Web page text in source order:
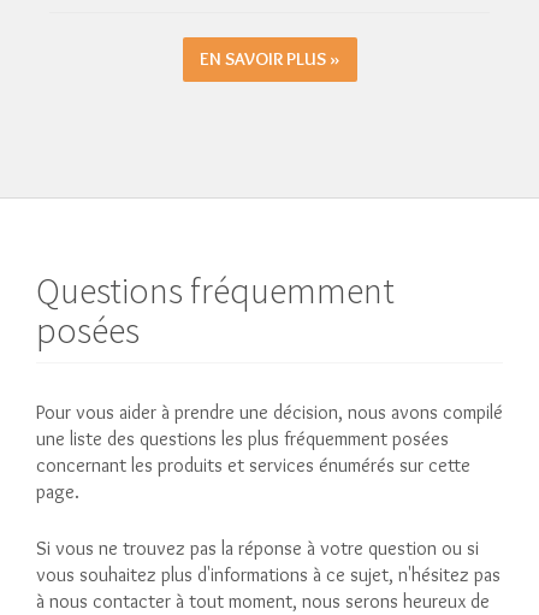
EN SAVOIR PLUS »
Questions fréquemment
posées
Pour vous aider à prendre une décision, nous avons compilé
une liste des questions les plus fréquemment posées
concernant les produits et services énumérés sur cette
page.
Si vous ne trouvez pas la réponse à votre question ou si
vous souhaitez plus d'informations à ce sujet, n'hésitez pas
à nous contacter à tout moment, nous serons heureux de